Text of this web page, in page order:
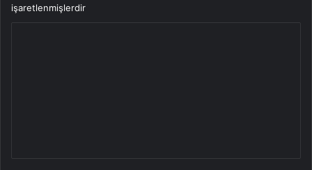
işaretlenmişlerdir